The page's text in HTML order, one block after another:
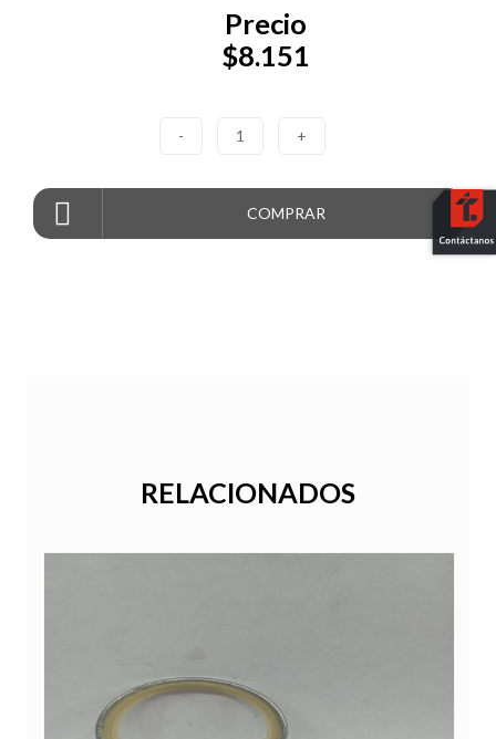
Precio
$8.151
- 1 +
COMPRAR
RELACIONADOS